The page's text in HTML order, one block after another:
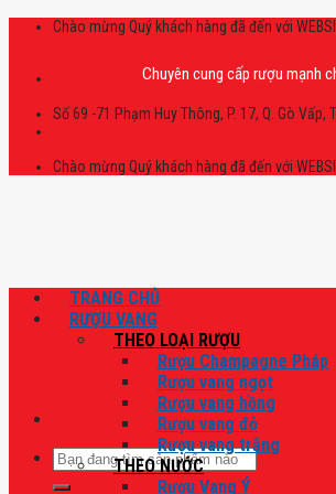
Skip
Chào mừng Quý khách hàng đã đến với
Chuyên cung cấp rượu mạnh chính
Số 69 -71 Phạm Huy Thông, P. 17, Q. Gò Vấp,
Chào mừng Quý khách hàng đã đến với
Tìm
kiếm:
TRANG CHỦ
RƯỢU VANG
THEO LOẠI RƯỢU
Rượu Champagne Pháp
Rượu vang ngọt
Rượu vang hồng
Rượu vang đỏ
Rượu vang trắng
THEO NƯỚC
Rượu Vang Ý